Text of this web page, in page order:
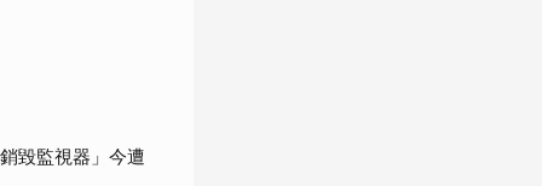
毀監視器」今遭